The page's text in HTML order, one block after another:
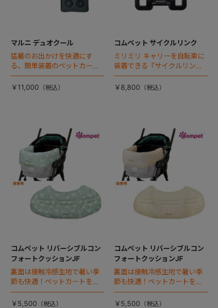
マルニ デュオクール
猛暑のお出かけを快適にす
る、簡単装着のペットカート
専用ダブル送風ファンが登
場。
￥11,000
コムペット サイクルリンク
ミリミリ キャリーを自転車に
装着できる『サイクルリン
ク』が登場！
￥8,800
コムペット リバーシブルコン
フォートクッションJF
裏面は接触冷感生地で暑い季
節も快適！ペットカートをお
しゃれに・かわいく・かっこ
よく！
￥5,500
コムペット リバーシブルコン
フォートクッションJF
裏面は接触冷感生地で暑い季
節も快適！ペットカートをお
しゃれに・かわいく・かっこ
よく！
￥5,500